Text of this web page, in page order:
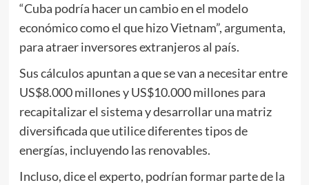
“Cuba podría hacer un cambio en el modelo
económico como el que hizo Vietnam”, argumenta,
para atraer inversores extranjeros al país.
Sus cálculos apuntan a que se van a necesitar entre
US$8.000 millones y US$10.000 millones para
recapitalizar el sistema y desarrollar una matriz
diversificada que utilice diferentes tipos de
energías, incluyendo las renovables.
Incluso, dice el experto, podrían formar parte de la